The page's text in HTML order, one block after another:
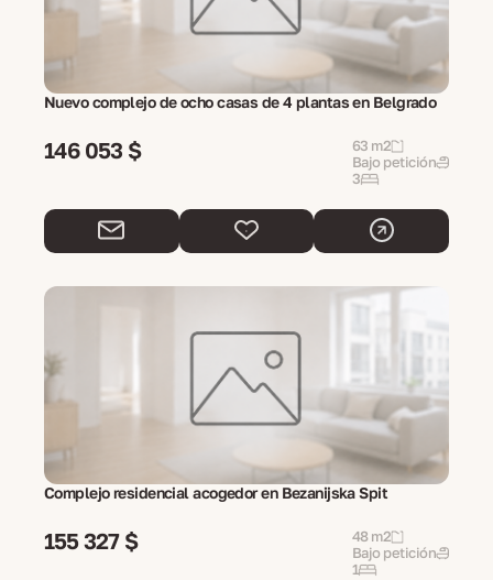
Nuevo complejo de ocho casas de 4 plantas en Belgrado
146 053 $
63 m2
Bajo petición
3
Complejo residencial acogedor en Bezanijska Spit
155 327 $
48 m2
Bajo petición
1